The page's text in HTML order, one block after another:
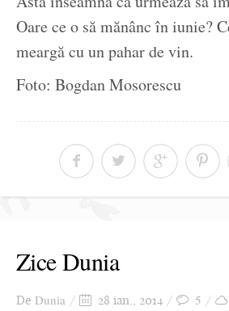
Oare ce o să mănânc în iunie?
meargă cu un pahar de vin.
Foto: Bogdan Mosorescu
Zice Dunia
De Dunia 28 ian., 2014 5